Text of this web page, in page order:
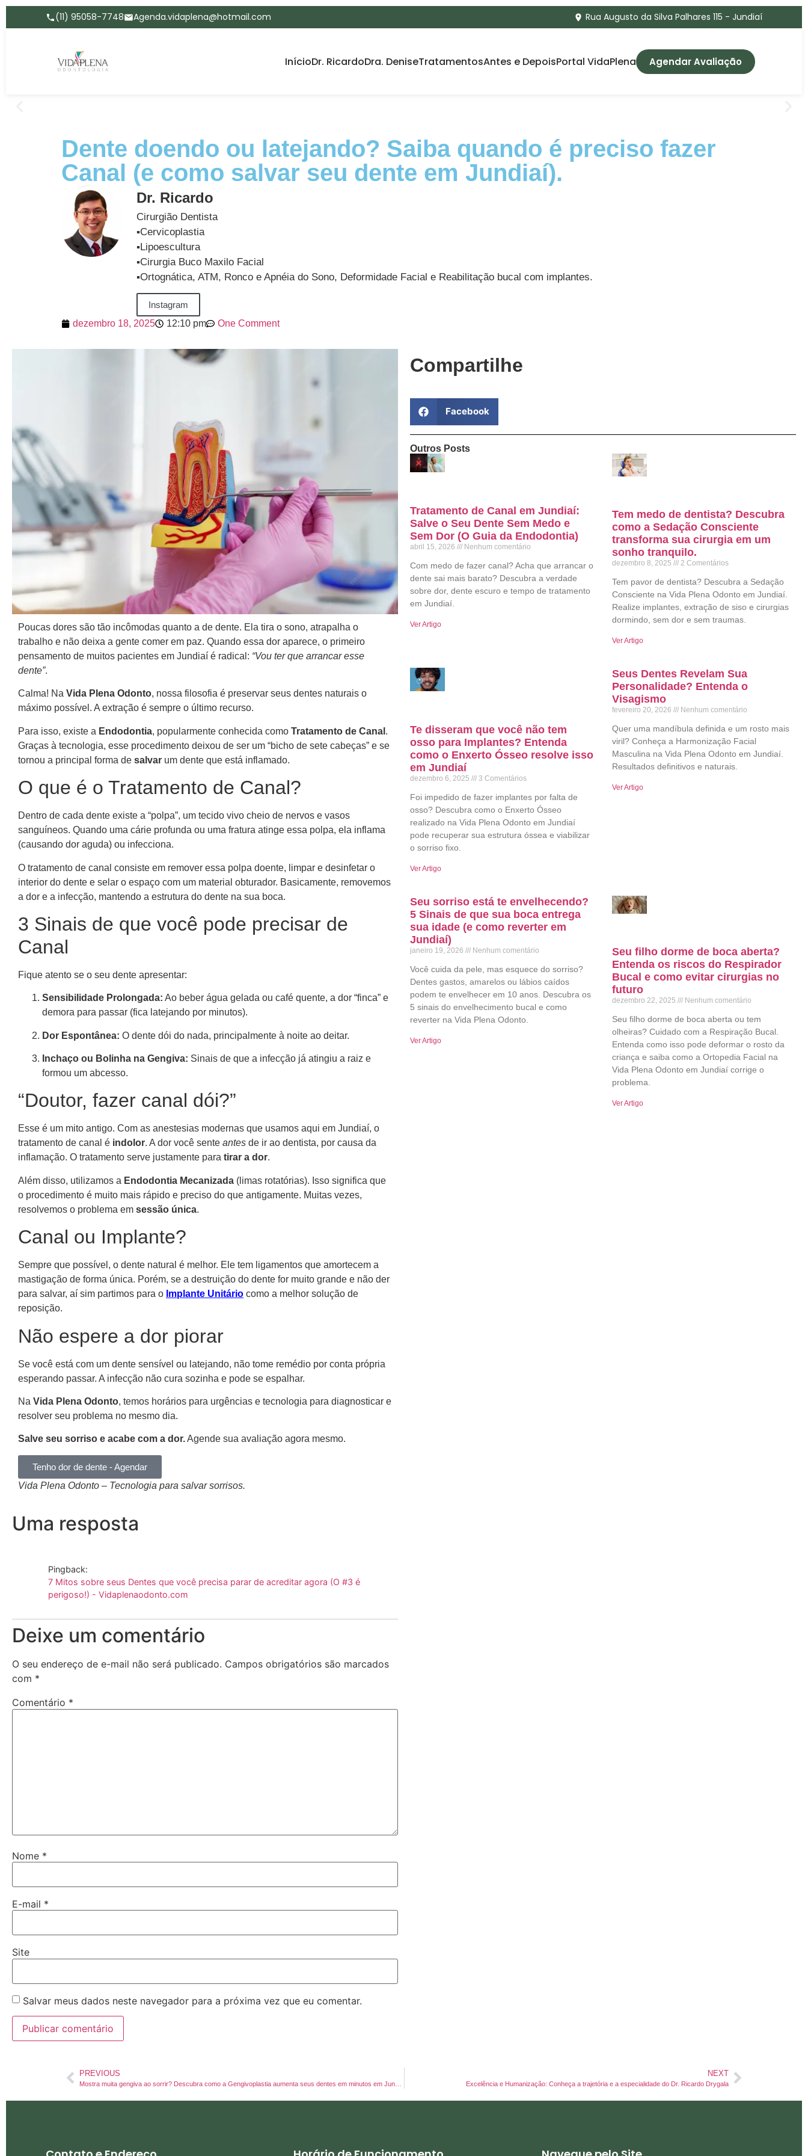
(11) 95058-7748 Agenda.vidaplena@hotmail.com Rua Augusto da Silva Palhares 115 - Jundiaí
InícioDr. RicardoDra. DeniseTratamentosAntes e DepoisPortal VidaPlena Agendar Avaliação
Dente doendo ou latejando? Saiba quando é preciso fazer
Canal (e como salvar seu dente em Jundiaí).
Dr. Ricardo
Cirurgião Dentista
▪️Cervicoplastia
▪️Lipoescultura
▪️Cirurgia Buco Maxilo Facial
▪️Ortognática, ATM, Ronco e Apnéia do Sono, Deformidade Facial e Reabilitação bucal com implantes.
Instagram
dezembro 18, 2025
12:10 pm One Comment
Poucas dores são tão incômodas quanto a de dente. Ela tira o sono, atrapalha o
trabalho e não deixa a gente comer em paz. Quando essa dor aparece, o primeiro
pensamento de muitos pacientes em Jundiaí é radical: “Vou ter que arrancar esse
dente”.
Calma! Na Vida Plena Odonto, nossa filosofia é preservar seus dentes naturais o
máximo possível. A extração é sempre o último recurso.
Para isso, existe a Endodontia, popularmente conhecida como Tratamento de Canal .
Graças à tecnologia, esse procedimento deixou de ser um “bicho de sete cabeças” e se
tornou a principal forma de salvar um dente que está inflamado.
O que é o Tratamento de Canal?
Dentro de cada dente existe a “polpa”, um tecido vivo cheio de nervos e vasos
sanguíneos. Quando uma cárie profunda ou uma fratura atinge essa polpa, ela inflama
(causando dor aguda) ou infecciona.
O tratamento de canal consiste em remover essa polpa doente, limpar e desinfetar o
interior do dente e selar o espaço com um material obturador. Basicamente, removemos
a dor e a infecção, mantendo a estrutura do dente na sua boca.
3 Sinais de que você pode precisar de
Canal
Fique atento se o seu dente apresentar:
Sensibilidade Prolongada: Ao beber água gelada ou café quente, a dor “finca” e
demora para passar (fica latejando por minutos).
Dor Espontânea: O dente dói do nada, principalmente à noite ao deitar.
Inchaço ou Bolinha na Gengiva: Sinais de que a infecção já atingiu a raiz e
formou um abcesso.
“Doutor, fazer canal dói?”
Esse é um mito antigo. Com as anestesias modernas que usamos aqui em Jundiaí, o
tratamento de canal é indolor. A dor você sente antes de ir ao dentista, por causa da
inflamação. O tratamento serve justamente para tirar a dor.
Além disso, utilizamos a Endodontia Mecanizada (limas rotatórias). Isso significa que
o procedimento é muito mais rápido e preciso do que antigamente. Muitas vezes,
resolvemos o problema em sessão única.
Canal ou Implante?
Sempre que possível, o dente natural é melhor. Ele tem ligamentos que amortecem a
mastigação de forma única. Porém, se a destruição do dente for muito grande e não der
para salvar, aí sim partimos para o Implante Unitário como a melhor solução de
reposição.
Não espere a dor piorar
Se você está com um dente sensível ou latejando, não tome remédio por conta própria
esperando passar. A infecção não cura sozinha e pode se espalhar.
Na Vida Plena Odonto, temos horários para urgências e tecnologia para diagnosticar e
resolver seu problema no mesmo dia.
Salve seu sorriso e acabe com a dor.Agende sua avaliação agora mesmo.
Tenho dor de dente - Agendar
Vida Plena Odonto – Tecnologia para salvar sorrisos.
Uma resposta
Pingback:
7 Mitos sobre seus Dentes que você precisa parar de acreditar agora (O #3 é
perigoso!) - Vidaplenaodonto.com
Deixe um comentário
O seu endereço de e-mail não será publicado. Campos obrigatórios são marcados
com *
Comentário *
Nome *
E-mail *
Site
Salvar meus dados neste navegador para a próxima vez que eu comentar.
Compartilhe
Facebook
Outros Posts
Tratamento de Canal em Jundiaí:
Salve o Seu Dente Sem Medo e
Sem Dor (O Guia da Endodontia)
abril 15, 2026 Nenhum comentário
Com medo de fazer canal? Acha que arrancar o
dente sai mais barato? Descubra a verdade
sobre dor, dente escuro e tempo de tratamento
em Jundiaí.
Ver Artigo
Tem medo de dentista? Descubra
como a Sedação Consciente
transforma sua cirurgia em um
sonho tranquilo.
dezembro 8, 2025 2 Comentários
Tem pavor de dentista? Descubra a Sedação
Consciente na Vida Plena Odonto em Jundiaí.
Realize implantes, extração de siso e cirurgias
dormindo, sem dor e sem traumas.
Ver Artigo
Te disseram que você não tem
osso para Implantes? Entenda
como o Enxerto Ósseo resolve isso
em Jundiaí
dezembro 6, 2025 3 Comentários
Foi impedido de fazer implantes por falta de
osso? Descubra como o Enxerto Ósseo
realizado na Vida Plena Odonto em Jundiaí
pode recuperar sua estrutura óssea e viabilizar
o sorriso fixo.
Ver Artigo
Seus Dentes Revelam Sua
Personalidade? Entenda o
Visagismo
fevereiro 20, 2026 Nenhum comentário
Quer uma mandíbula definida e um rosto mais
viril? Conheça a Harmonização Facial
Masculina na Vida Plena Odonto em Jundiaí.
Resultados definitivos e naturais.
Ver Artigo
Seu sorriso está te envelhecendo?
5 Sinais de que sua boca entrega
sua idade (e como reverter em
Jundiaí)
janeiro 19, 2026 Nenhum comentário
Você cuida da pele, mas esquece do sorriso?
Dentes gastos, amarelos ou lábios caídos
podem te envelhecer em 10 anos. Descubra os
5 sinais do envelhecimento bucal e como
reverter na Vida Plena Odonto.
Ver Artigo
Seu filho dorme de boca aberta?
Entenda os riscos do Respirador
Bucal e como evitar cirurgias no
futuro
dezembro 22, 2025 Nenhum comentário
Seu filho dorme de boca aberta ou tem
olheiras? Cuidado com a Respiração Bucal.
Entenda como isso pode deformar o rosto da
criança e saiba como a Ortopedia Facial na
Vida Plena Odonto em Jundiaí corrige o
problema.
Ver Artigo
PREVIOUS NEXT
Excelência e Humanização: Conheça a trajetória e a especialidade do Dr. Ricardo Drygala